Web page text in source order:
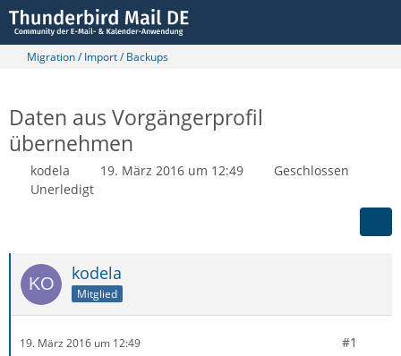
Migration / Import / Backups
Daten aus Vorgängerprofil
übernehmen
kodela 19. März 2016 um 12:49
Geschlossen
Unerledigt
kodela
Mitglied
19. März 2016 um 12:49 #1